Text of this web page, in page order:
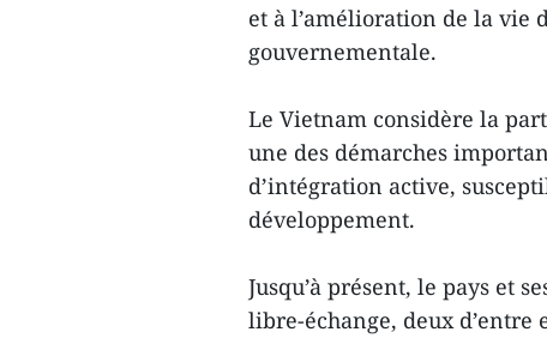
et à l’amélioration de la vie
gouvernementale.
Le Vietnam considère la
une des démarches
d’intégration active,
développement.
Jusqu’à présent, le pays et
libre-échange, deux d’entre